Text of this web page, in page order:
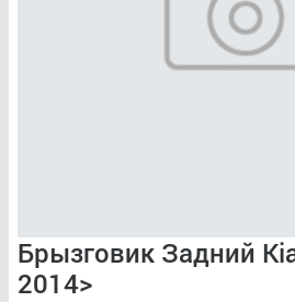
Брызговик Задний
2014>